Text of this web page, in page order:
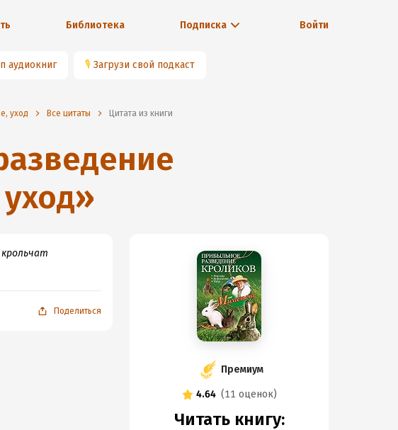
Библиотека Подписка Войти
аудиокниг 🎙 Загрузи свой подкаст
уход Все цитаты Цитата из книги
»
Поделиться
Премиум
4.64 (11 оценок)
Читать книгу: